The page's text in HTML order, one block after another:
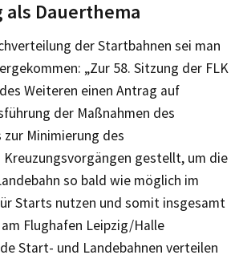
Dauerthema
der Startbahnen sei man
„Zur 58. Sitzung der FLK
Weiteren einen Antrag auf
der Maßnahmen des
Minimierung des
gestellt, um die
so bald wie möglich im
Starts nutzen und somit insgesamt
Flughafen Leipzig/Halle
Start- und Landebahnen verteilen